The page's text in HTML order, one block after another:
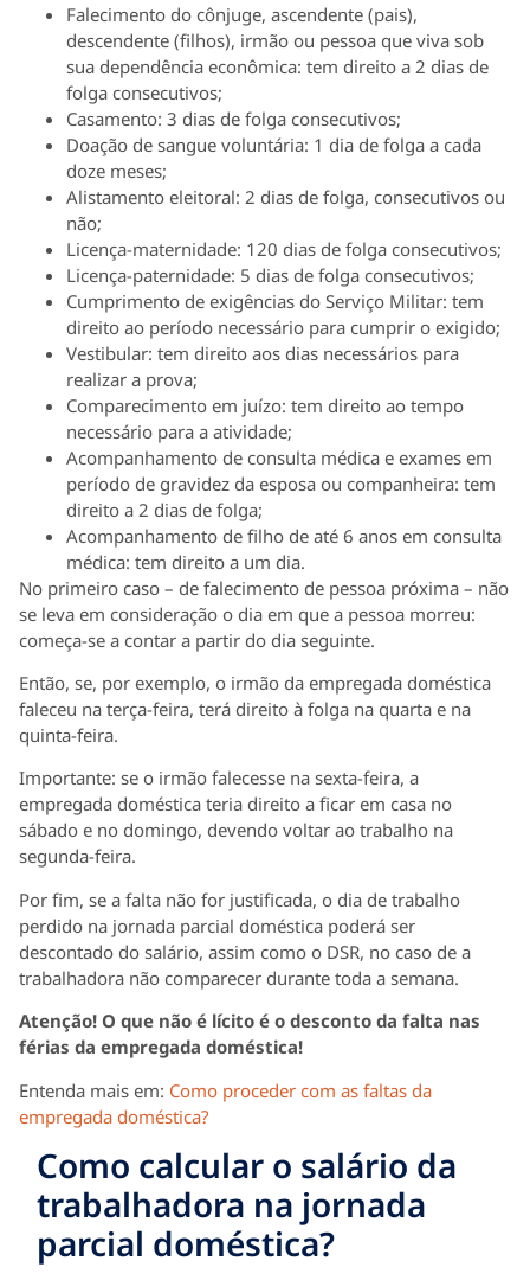
Falecimento do cônjuge, ascendente (pais),
descendente (filhos), irmão ou pessoa que viva sob
sua dependência econômica: tem direito a 2 dias de
folga consecutivos;
Casamento: 3 dias de folga consecutivos;
Doação de sangue voluntária: 1 dia de folga a cada
doze meses;
Alistamento eleitoral: 2 dias de folga, consecutivos ou
não;
Licença-maternidade: 120 dias de folga consecutivos;
Licença-paternidade: 5 dias de folga consecutivos;
Cumprimento de exigências do Serviço Militar: tem
direito ao período necessário para cumprir o exigido;
Vestibular: tem direito aos dias necessários para
realizar a prova;
Comparecimento em juízo: tem direito ao tempo
necessário para a atividade;
Acompanhamento de consulta médica e exames em
período de gravidez da esposa ou companheira: tem
direito a 2 dias de folga;
Acompanhamento de filho de até 6 anos em consulta
médica: tem direito a um dia.
No primeiro caso – de falecimento de pessoa próxima – não
se leva em consideração o dia em que a pessoa morreu:
começa-se a contar a partir do dia seguinte.
Então, se, por exemplo, o irmão da empregada doméstica
faleceu na terça-feira, terá direito à folga na quarta e na
quinta-feira.
Importante: se o irmão falecesse na sexta-feira, a
empregada doméstica teria direito a ficar em casa no
sábado e no domingo, devendo voltar ao trabalho na
segunda-feira.
Por fim, se a falta não for justificada, o dia de trabalho
perdido na jornada parcial doméstica poderá ser
descontado do salário, assim como o DSR, no caso de a
trabalhadora não comparecer durante toda a semana.
Atenção! O que não é lícito é o desconto da falta nas
férias da empregada doméstica!
Entenda mais em: Como proceder com as faltas da
empregada doméstica?
Como calcular o salário da
trabalhadora na jornada
parcial doméstica?